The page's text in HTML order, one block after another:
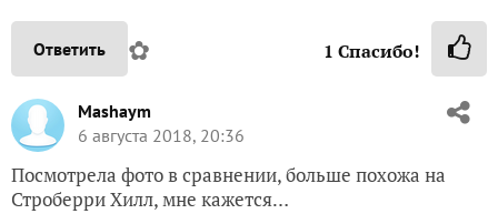
Ответить ✿ 1 Спасибо!
Mashaym
6 августа 2018, 20:36
Посмотрела фото в сравнении, больше похожа на
Строберри Хилл, мне кажется…